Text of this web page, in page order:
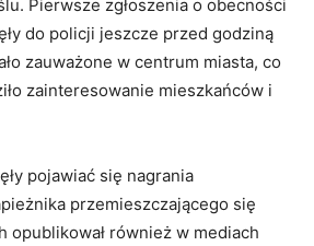
Pierwsze zgłoszenia o obecności
do policji jeszcze przed godziną
zauważone w centrum miasta, co
zainteresowanie mieszkańców i
pojawiać się nagrania
przemieszczającego się
opublikował również w mediach